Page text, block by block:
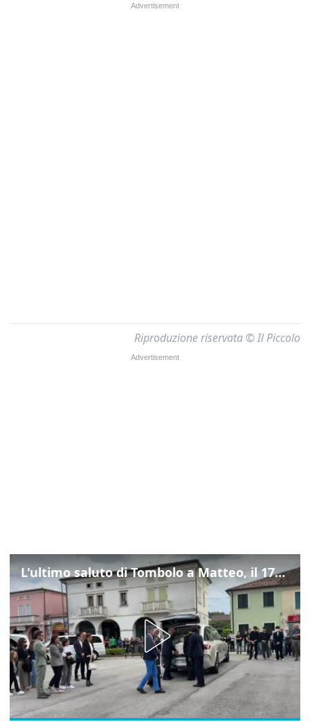
Riproduzione riservata © Il Piccolo
L'ultimo saluto di Tombolo a Matteo, il 17enne morto di tumore. Il video